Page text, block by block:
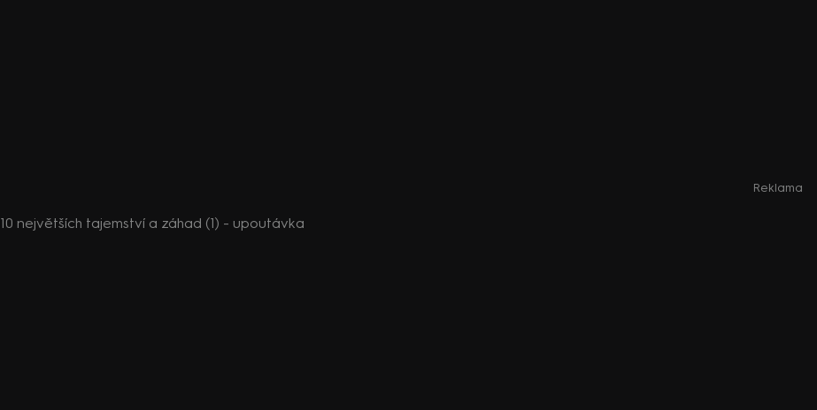
Reklama
10 největších tajemství a záhad (1) - upoutávka